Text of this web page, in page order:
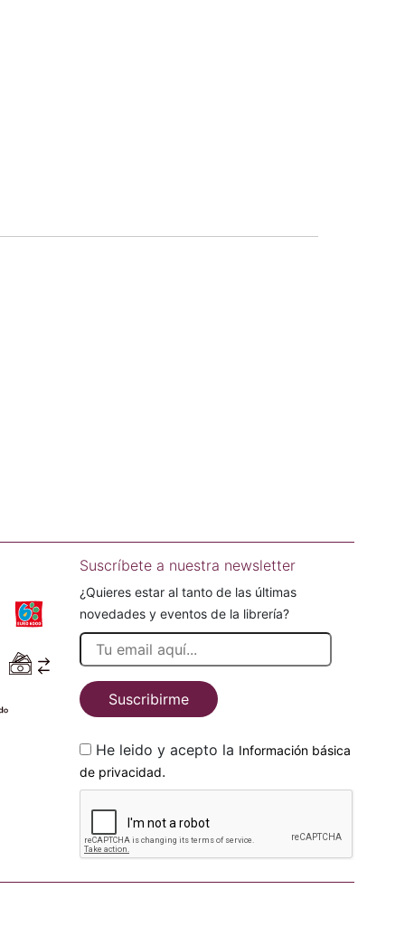
Suscríbete a nuestra newsletter
¿Quieres estar al tanto de las últimas
novedades y eventos de la librería?
Suscribirme
He leido y acepto la Información básica
de privacidad.